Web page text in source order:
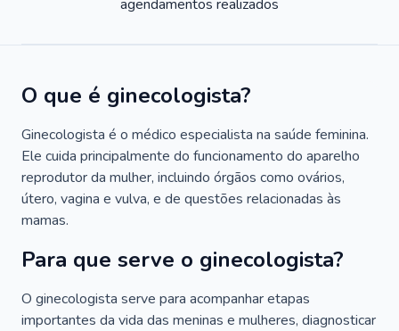
agendamentos realizados
O que é ginecologista?
Ginecologista é o médico especialista na saúde feminina.
Ele cuida principalmente do funcionamento do aparelho
reprodutor da mulher, incluindo órgãos como ovários,
útero, vagina e vulva, e de questões relacionadas às
mamas.
Para que serve o ginecologista?
O ginecologista serve para acompanhar etapas
importantes da vida das meninas e mulheres, diagnosticar